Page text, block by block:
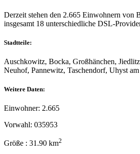
Derzeit stehen den 2.665 Einwohnern von
insgesamt 18 unterschiedliche DSL-
Stadtteile:
Auschkowitz, Bocka, Großhänchen,
Neuhof, Pannewitz, Taschendorf, Uhyst
Weitere Daten:
Einwohner: 2.665
Vorwahl: 035953
Größe : 31.90 km2